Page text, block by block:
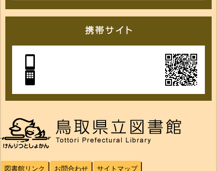
図書館リンク お問合わせ サイトマップ